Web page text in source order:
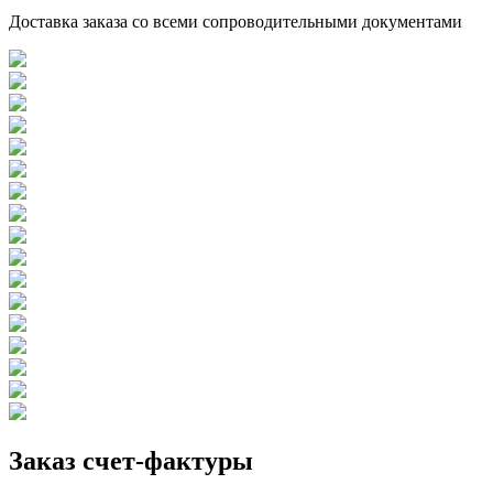
Доставка заказа со всеми сопроводительными документами
Заказ счет-фактуры